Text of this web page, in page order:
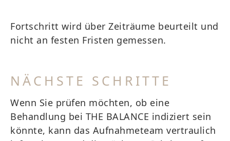
Fortschritt wird über Zeiträume beurteilt und
nicht an festen Fristen gemessen.
NÄCHSTE SCHRITTE
Wenn Sie prüfen möchten, ob eine
Behandlung bei THE BALANCE indiziert sein
könnte, kann das Aufnahmeteam vertraulich